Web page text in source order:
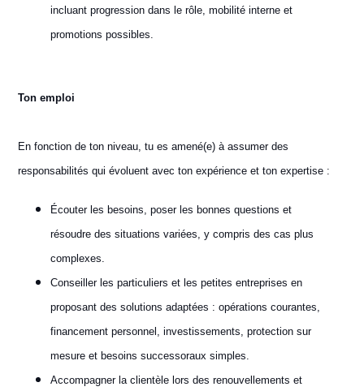
incluant progression dans le rôle, mobilité interne et
promotions possibles.
Ton emploi
En fonction de ton niveau, tu es amené(e) à assumer des
responsabilités qui évoluent avec ton expérience et ton expertise :
Écouter les besoins, poser les bonnes questions et
résoudre des situations variées, y compris des cas plus
complexes.
Conseiller les particuliers et les petites entreprises en
proposant des solutions adaptées : opérations courantes,
financement personnel, investissements, protection sur
mesure et besoins successoraux simples.
Accompagner la clientèle lors des renouvellements et